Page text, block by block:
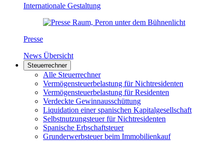
Internationale Gestaltung
Presse
News Übersicht
Steuerrechner
Alle Steuerrechner
Vermögensteuerbelastung für Nichtresidenten
Vermögensteuerbelastung für Residenten
Verdeckte Gewinnausschüttung
Liquidation einer spanischen Kapitalgesellschaft
Selbstnutzungsteuer für Nichtresidenten
Spanische Erbschaftsteuer
Grunderwerbsteuer beim Immobilienkauf